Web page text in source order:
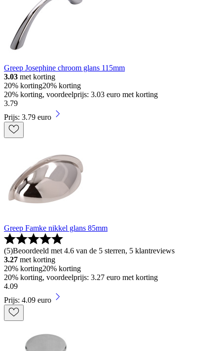
Greep Josephine chroom glans 115mm
3.03 met korting
20% korting20% korting
20% korting, voordeelprijs: 3.03 euro met korting
3.79
Prijs: 3.79 euro
Greep Famke nikkel glans 85mm
(5)Beoordeeld met 4.6 van de 5 sterren, 5 klantreviews
3.27 met korting
20% korting20% korting
20% korting, voordeelprijs: 3.27 euro met korting
4.09
Prijs: 4.09 euro